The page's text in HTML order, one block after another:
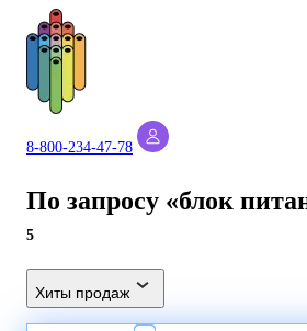
8-800-234-47-78
По запросу «блок
5
Хиты продаж